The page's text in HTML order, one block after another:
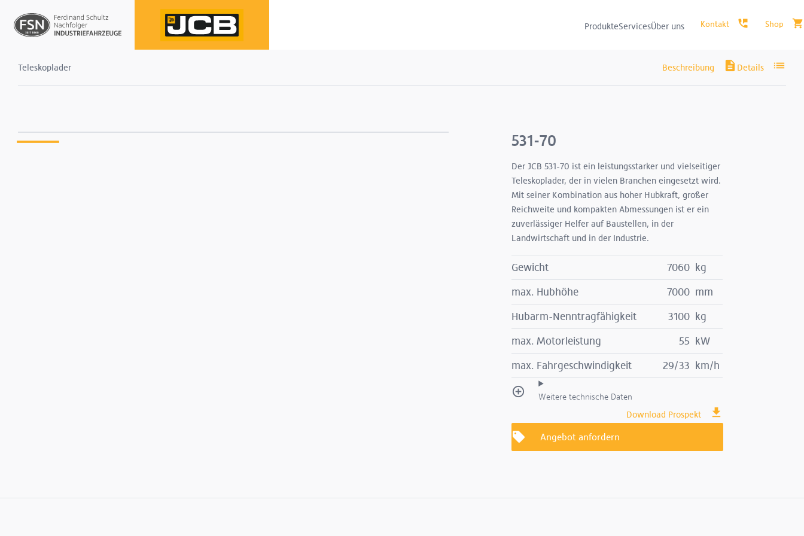
ProdukteServicesÜber uns
Teleskoplader
531-70
Der JCB 531-70 ist ein leistungsstarker und vielseitiger
Teleskoplader, der in vielen Branchen eingesetzt wird.
Mit seiner Kombination aus hoher Hubkraft, großer
Reichweite und kompakten Abmessungen ist er ein
zuverlässiger Helfer auf Baustellen, in der
Landwirtschaft und in der Industrie.
Gewicht 7060 kg
max. Hubhöhe 7000 mm
Hubarm-Nenntragfähigkeit 3100 kg
max. Motorleistung 55 kW
max. Fahrgeschwindigkeit 29/33 km/h
Weitere technische Daten